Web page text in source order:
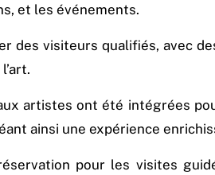
et les événements.
des visiteurs qualifiés, avec
artistes ont été intégrées
ainsi une expérience
pour les visites